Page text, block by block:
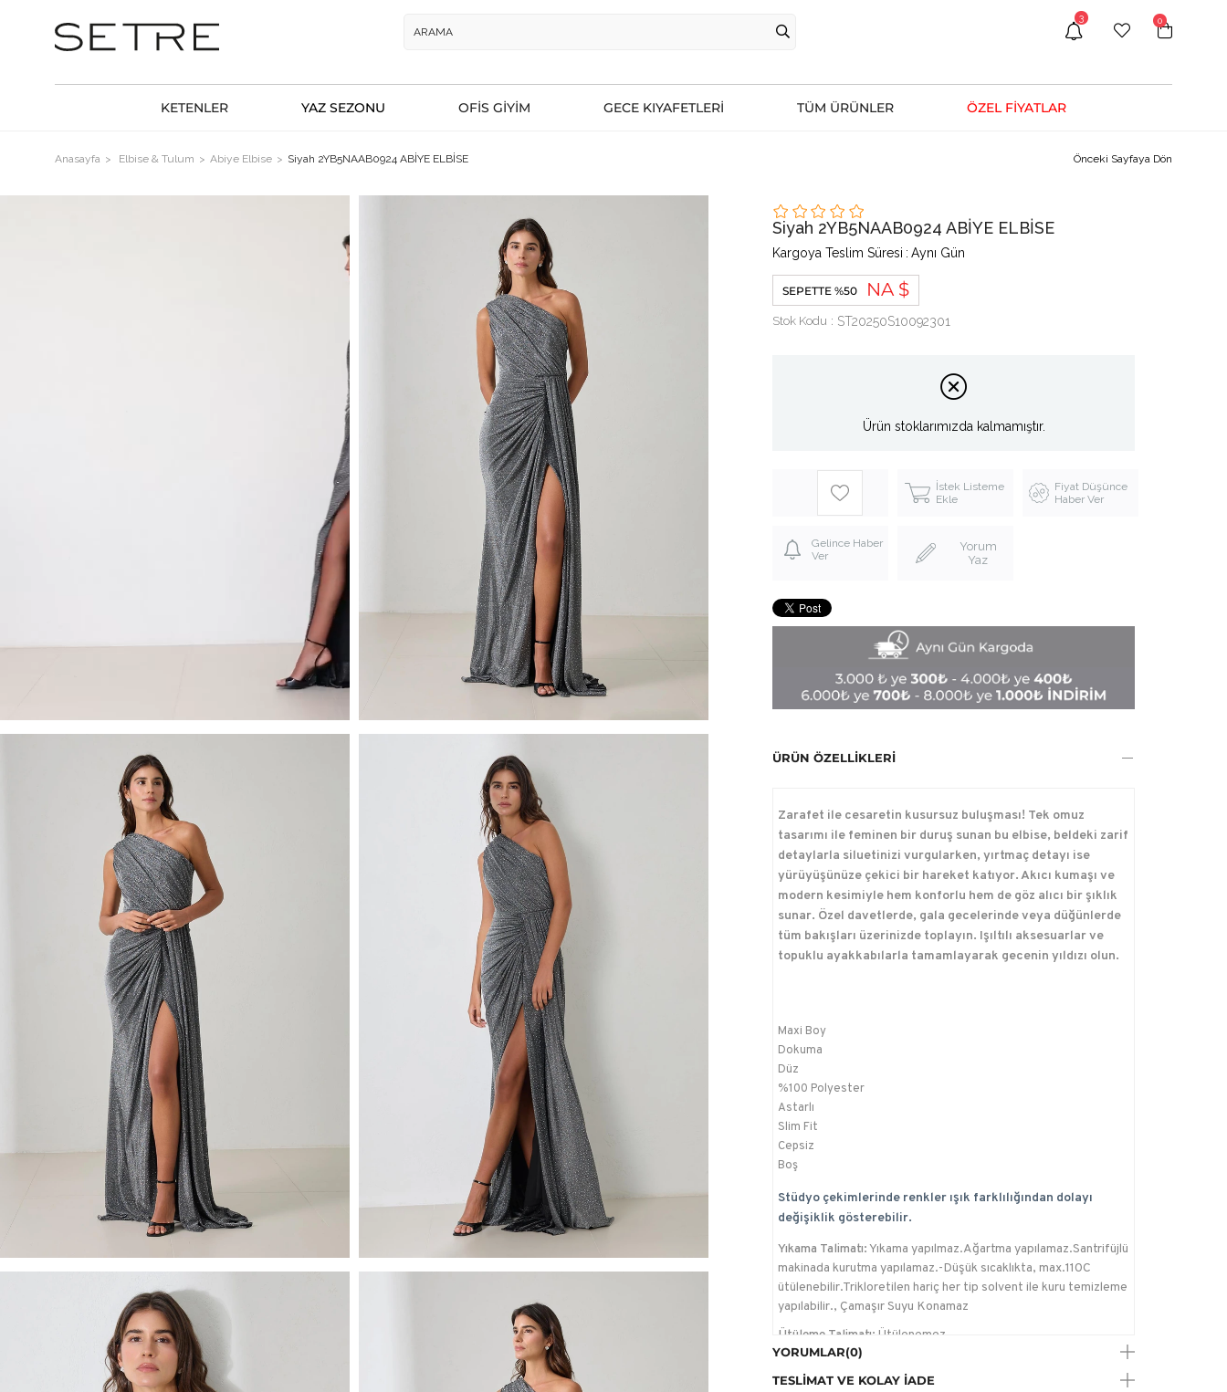
0
3
KETENLER YAZ SEZONU OFİS GİYİM GECE KIYAFETLERİ TÜM ÜRÜNLER ÖZEL FİYATLAR
Anasayfa Elbise & Tulum Abiye Elbise Siyah 2YB5NAAB0924 ABİYE ELBİSE Önceki Sayfaya Dön
Siyah 2YB5NAAB0924 ABİYE ELBİSE
Kargoya Teslim Süresi : Aynı Gün
SEPETTE %50 NA $
Stok Kodu ST20250S10092301
Ürün stoklarımızda kalmamıştır.
İstek Listeme
Ekle
Fiyat Düşünce
Haber Ver
Gelince Haber
Ver
Yorum
Yaz
ÜRÜN ÖZELLIKLERI
Zarafet ile cesaretin kusursuz buluşması! Tek omuz
tasarımı ile feminen bir duruş sunan bu elbise, beldeki zarif
detaylarla siluetinizi vurgularken, yırtmaç detayı ise
yürüyüşünüze çekici bir hareket katıyor. Akıcı kumaşı ve
modern kesimiyle hem konforlu hem de göz alıcı bir şıklık
sunar. Özel davetlerde, gala gecelerinde veya düğünlerde
tüm bakışları üzerinizde toplayın. Işıltılı aksesuarlar ve
topuklu ayakkabılarla tamamlayarak gecenin yıldızı olun.
Maxi Boy
Dokuma
Düz
%100 Polyester
Astarlı
Slim Fit
Cepsiz
Boş
Stüdyo çekimlerinde renkler ışık farklılığından dolayı
değişiklik gösterebilir.
Yıkama Talimatı:Yıkama yapılmaz.Ağartma yapılamaz.Santrifüjlü
makinada kurutma yapılamaz.-Düşük sıcaklıkta, max.110C
ütülenebilir.Trikloretilen hariç her tip solvent ile kuru temizleme
yapılabilir., Çamaşır Suyu Konamaz
Ütüleme Talimatı: Ütülenemez
Kurutma Talimatı:
temizleme yapılabilir.
YORUMLAR(0)
TESLIMAT VE KOLAY İADE